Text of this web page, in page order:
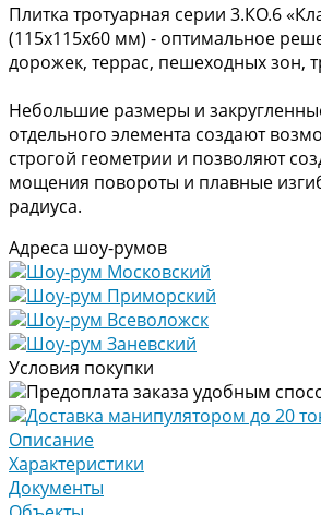
Плитка тротуарная серии 3.КО.6
(115х115х60 мм) - оптимальное
дорожек, террас, пешеходных зон,
Небольшие размеры и
отдельного элемента создают
строгой геометрии и позволяют
мощения повороты и плавные
радиуса.
Адреса шоу-румов
Шоу-рум Московский
Шоу-рум Приморский
Шоу-рум Всеволожск
Шоу-рум Заневский
Условия покупки
Предоплата заказа удобным
Доставка манипулятором до 20
Описание
Характеристики
Документы